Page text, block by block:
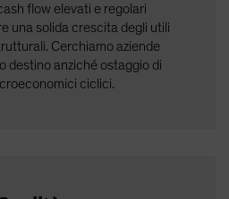
flow elevati e regolari
una solida crescita degli utili
Cerchiamo aziende
destino anziché ostaggio di
ciclici.